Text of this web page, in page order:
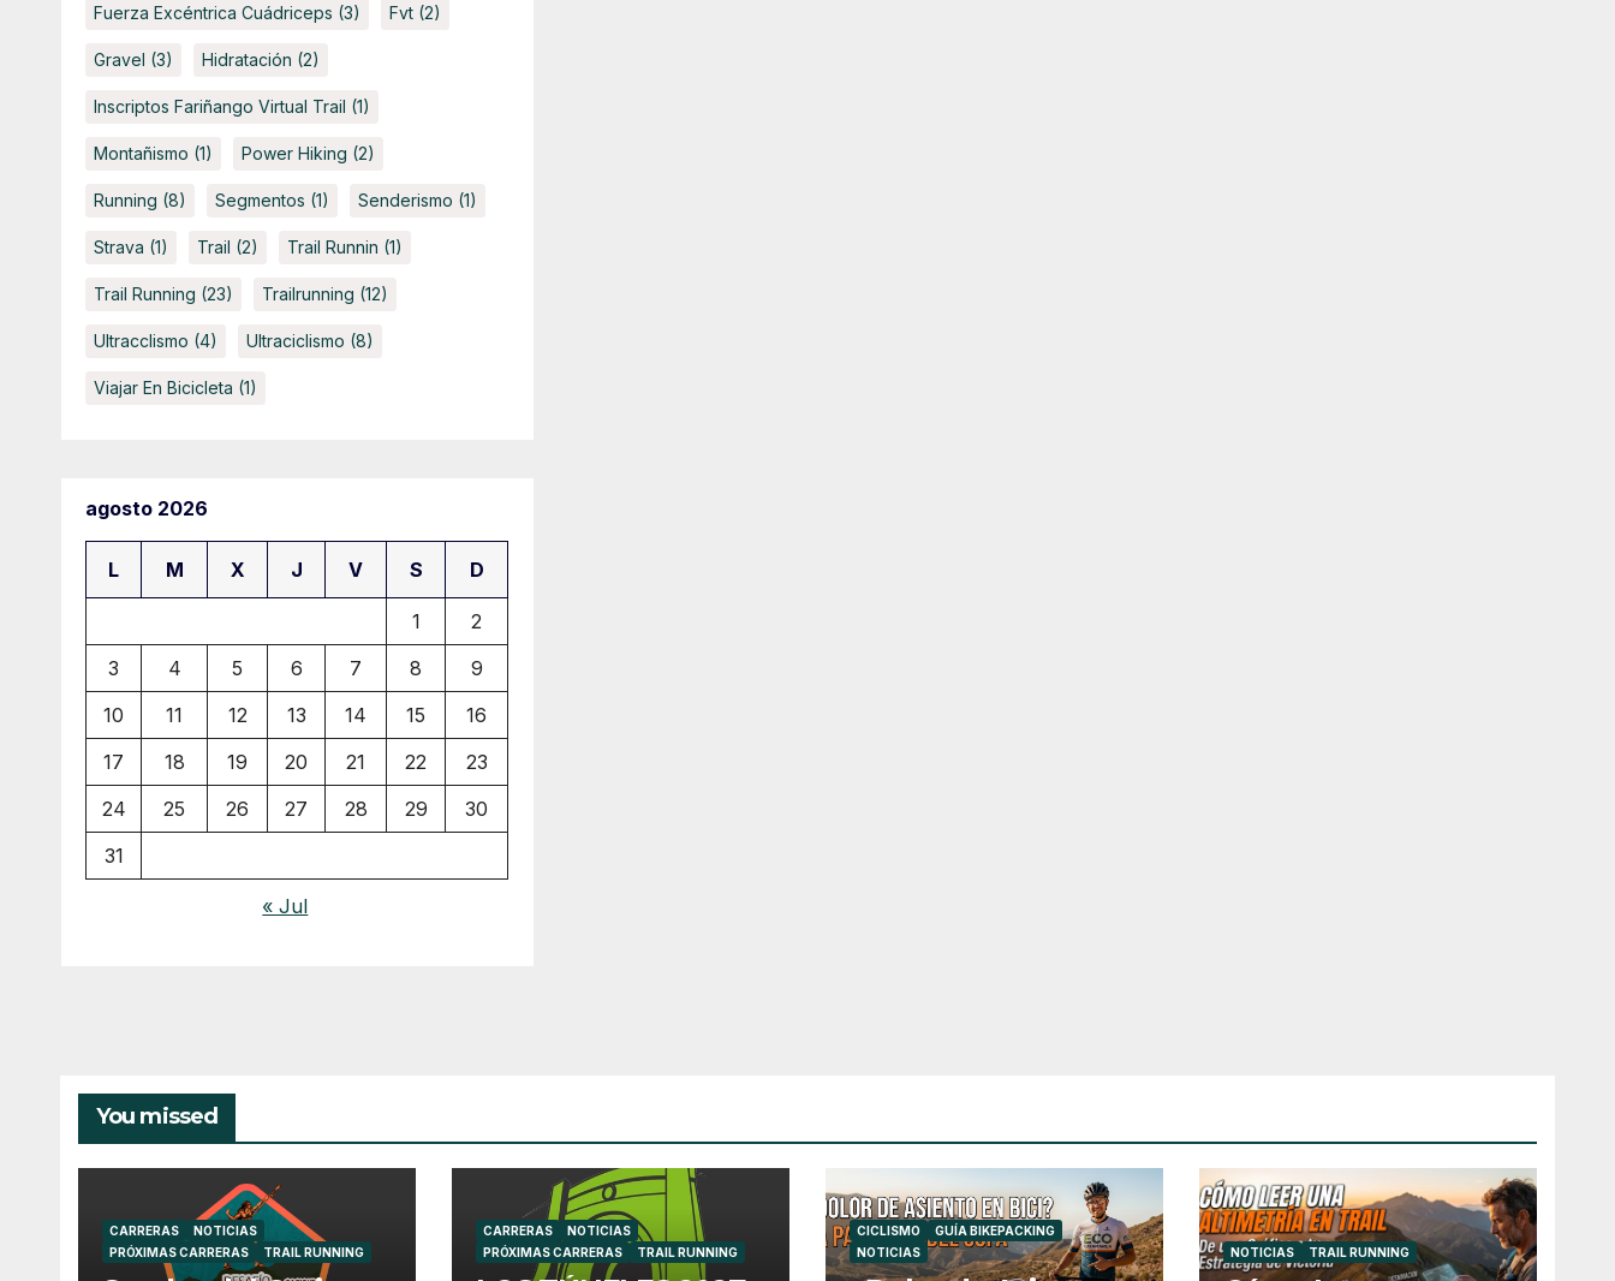
Fuerza Excéntrica Cuádriceps (3) Fvt (2)
Gravel (3) Hidratación (2)
Inscriptos Fariñango Virtual Trail (1)
Montañismo (1) Power Hiking (2)
Running (8) Segmentos (1) Senderismo (1)
Strava (1) Trail (2) Trail Runnin (1)
Trail Running (23) Trailrunning (12)
Ultracclismo (4) Ultraciclismo (8)
Viajar En Bicicleta (1)
agosto 2026
L M X J V S D
1
2
3
4 5 6 7 8
9
10
11 12 13 14 15
16
17
18 19 20 21 22
23
24
25 26 27 28 29
30
31
« Jul
You missed
CARRERAS
NOTICIAS
PRÓXIMAS CARRERAS
TRAIL RUNNING
CARRERAS
NOTICIAS
PRÓXIMAS CARRERAS
TRAIL RUNNING
CICLISMO
GUÍA BIKEPACKING
NOTICIAS
NOTICIAS TRAIL RUNNING